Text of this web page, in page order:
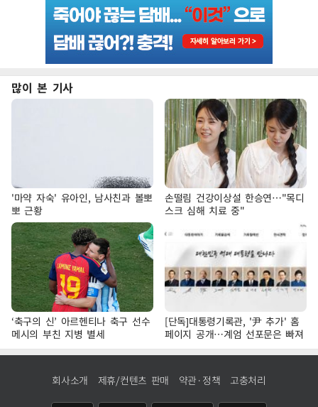
많이 본 기사
'마약 자숙' 유아인, 남사친과 볼뽀
뽀 근황
손떨림 건강이상설 한승연…"목디
스크 심해 치료 중"
‘축구의 신’ 아르헨티나 축구 선수
메시의 부친 지병 별세
[단독]대통령기록관, '尹 추가' 홈
페이지 공개…계엄 선포문은 빠져
회사소개 제휴/컨텐츠 판매 약관·정책 고충처리